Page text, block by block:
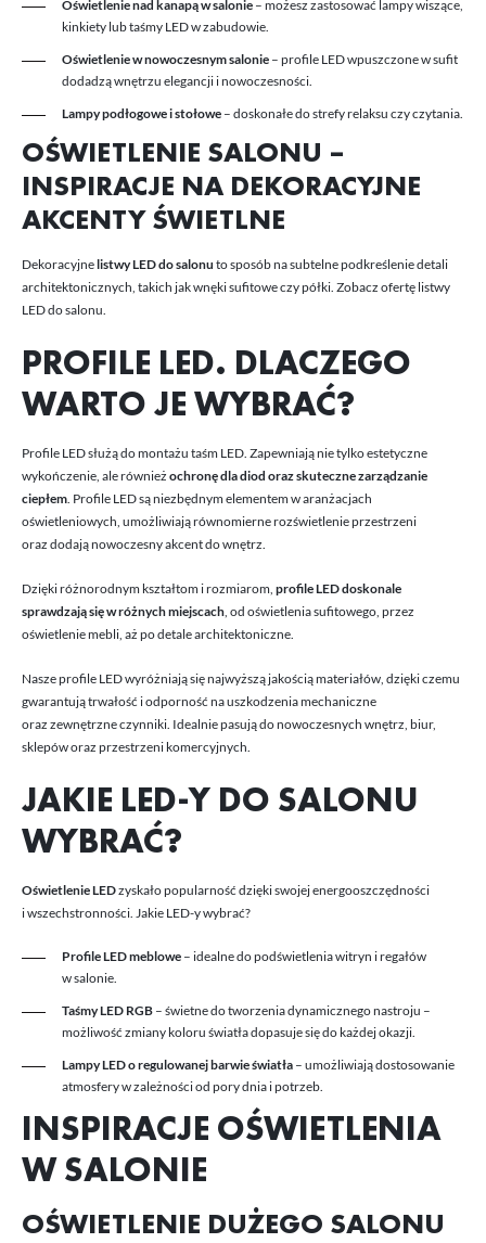
Oświetlenie nad kanapą w salonie – możesz zastosować lampy wiszące,
kinkiety lub taśmy LED w zabudowie.
Oświetlenie w nowoczesnym salonie – profile LED wpuszczone w sufit
dodadzą wnętrzu elegancji i nowoczesności.
Lampy podłogowe i stołowe – doskonałe do strefy relaksu czy czytania.
OŚWIETLENIE SALONU –
INSPIRACJE NA DEKORACYJNE
AKCENTY ŚWIETLNE
Dekoracyjnelistwy LED do salonu to sposób na subtelne podkreślenie detali
architektonicznych, takich jak wnęki sufitowe czy półki. Zobacz ofertę listwy
LED do salonu.
PROFILE LED. DLACZEGO
WARTO JE WYBRAĆ?
Profile LED służą do montażu taśm LED. Zapewniają nie tylko estetyczne
wykończenie, ale również ochronę dla diod oraz skuteczne zarządzanie
ciepłem. Profile LED są niezbędnym elementem w aranżacjach
oświetleniowych, umożliwiają równomierne rozświetlenie przestrzeni
oraz dodają nowoczesny akcent do wnętrz.
Dzięki różnorodnym kształtom i rozmiarom, profile LED doskonale
sprawdzają się w różnych miejscach, od oświetlenia sufitowego, przez
oświetlenie mebli, aż po detale architektoniczne.
Nasze profile LED wyróżniają się najwyższą jakością materiałów, dzięki czemu
gwarantują trwałość i odporność na uszkodzenia mechaniczne
oraz zewnętrzne czynniki. Idealnie pasują do nowoczesnych wnętrz, biur,
sklepów oraz przestrzeni komercyjnych.
JAKIE LED-Y DO SALONU
WYBRAĆ?
Oświetlenie LEDzyskało popularność dzięki swojej energooszczędności
i wszechstronności. Jakie LED-y wybrać?
Profile LED meblowe – idealne do podświetlenia witryn i regałów
w salonie.
Taśmy LED RGB – świetne do tworzenia dynamicznego nastroju –
możliwość zmiany koloru światła dopasuje się do każdej okazji.
Lampy LED o regulowanej barwie światła – umożliwiają dostosowanie
atmosfery w zależności od pory dnia i potrzeb.
INSPIRACJE OŚWIETLENIA
W SALONIE
OŚWIETLENIE DUŻEGO SALONU